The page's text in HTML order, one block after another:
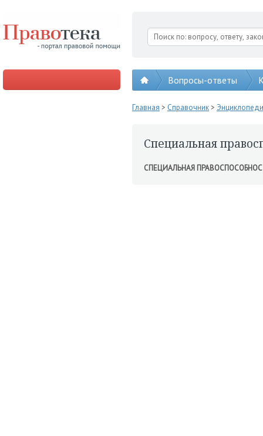
Вопросы-ответы
Главная > Справочник>
Специальная
СПЕЦИАЛЬНАЯ